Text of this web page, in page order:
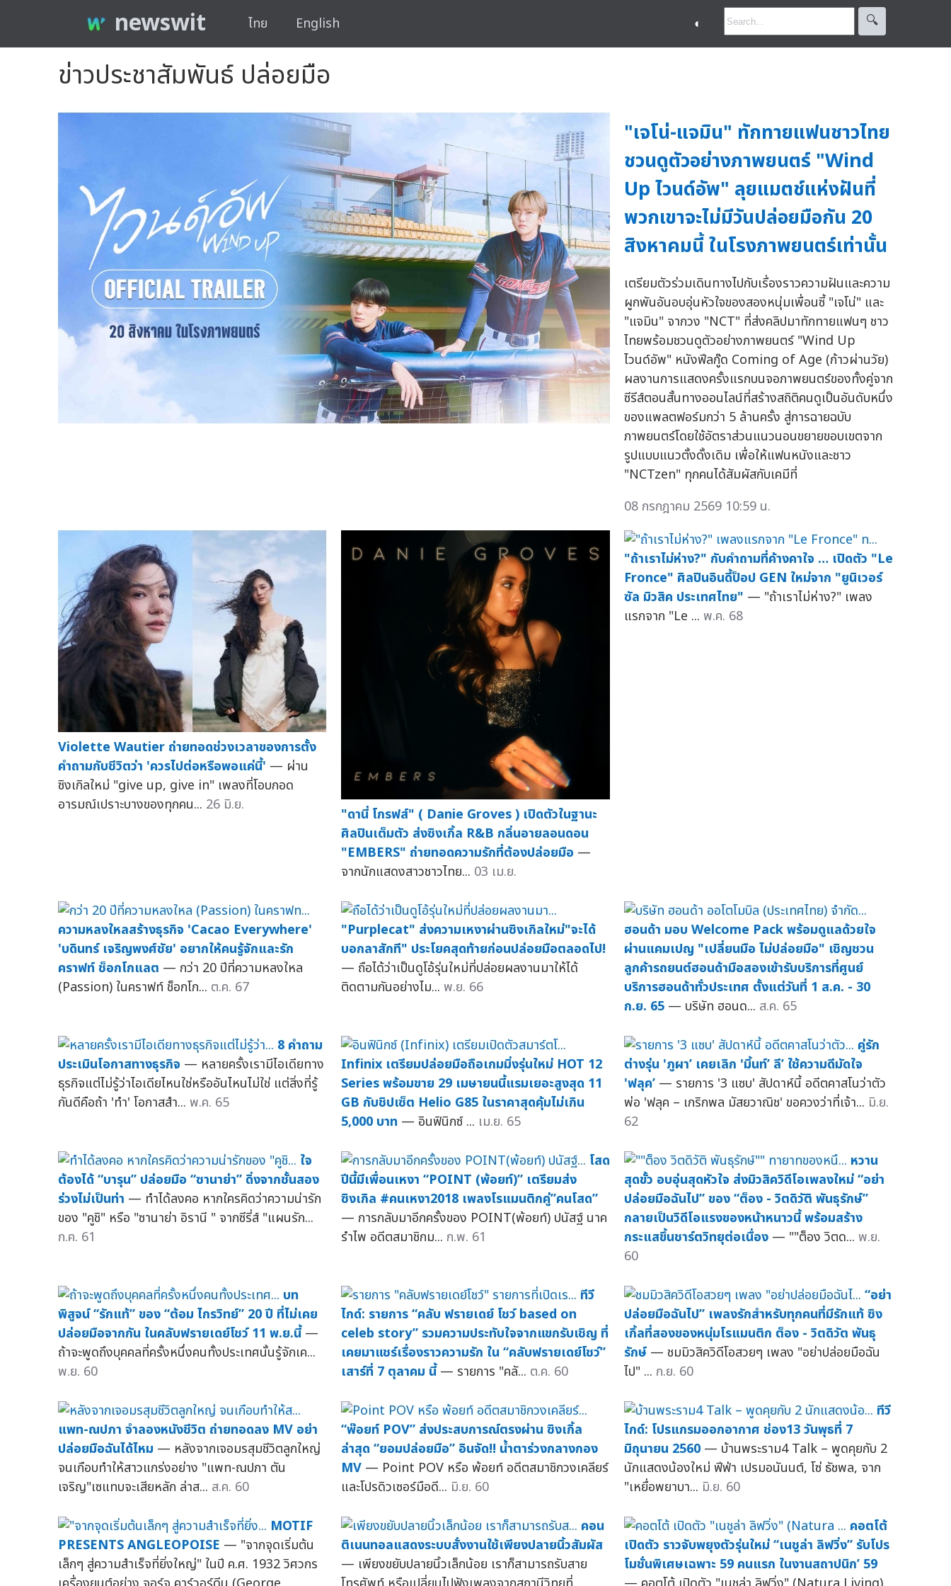
newswit ไทย English ◐ 🔍︎
ข่าวประชาสัมพันธ์ ปล่อยมือ
"เจโน่-แจมิน" ทักทายแฟนชาวไทย
ชวนดูตัวอย่างภาพยนตร์ "Wind
Up ไวนด์อัพ" ลุยแมตช์แห่งฝันที่
พวกเขาจะไม่มีวันปล่อยมือกัน 20
สิงหาคมนี้ ในโรงภาพยนตร์เท่านั้น
เตรียมตัวร่วมเดินทางไปกับเรื่องราวความฝันและความ
ผูกพันอันอบอุ่นหัวใจของสองหนุ่มเพื่อนซี้ "เจโน่" และ
"แจมิน" จากวง "NCT" ที่ส่งคลิปมาทักทายแฟนๆ ชาว
ไทยพร้อมชวนดูตัวอย่างภาพยนตร์ "Wind Up
ไวนด์อัพ" หนังฟีลกู๊ด Coming of Age (ก้าวผ่านวัย)
ผลงานการแสดงครั้งแรกบนจอภาพยนตร์ของทั้งคู่จาก
ซีรีส์ตอนสั้นทางออนไลน์ที่สร้างสถิติคนดูเป็นอันดับหนึ่ง
ของแพลตฟอร์มกว่า 5 ล้านครั้ง สู่การฉายฉบับ
ภาพยนตร์โดยใช้อัตราส่วนแนวนอนขยายขอบเขตจาก
รูปแบบแนวตั้งดั้งเดิม เพื่อให้แฟนหนังและชาว
"NCTzen" ทุกคนได้สัมผัสกับเคมีที่
08 กรกฎาคม 2569 10:59 น.
Violette Wautier ถ่ายทอดช่วงเวลาของการตั้ง
คำถามกับชีวิตว่า 'ควรไปต่อหรือพอแค่นี้' — ผ่าน
ซิงเกิลใหม่ "give up, give in" เพลงที่โอบกอด
อารมณ์เปราะบางของทุกคน... 26 มิ.ย.
"ดานี่ โกรฟส์" ( Danie Groves ) เปิดตัวในฐานะ
ศิลปินเต็มตัว ส่งซิงเกิ้ล R&B กลิ่นอายลอนดอน
"EMBERS" ถ่ายทอดความรักที่ต้องปล่อยมือ —
จากนักแสดงสาวชาวไทย... 03 เม.ย.
"ถ้าเราไม่ห่าง?" กับคำถามที่ค้างคาใจ … เปิดตัว "Le
Fronce" ศิลปินอินดี้ป็อป GEN ใหม่จาก "ยูนิเวอร์
ซัล มิวสิค ประเทศไทย" — "ถ้าเราไม่ห่าง?" เพลง
แรกจาก "Le ... พ.ค. 68
ความหลงใหลสร้างธุรกิจ 'Cacao Everywhere'
'บดินทร์ เจริญพงศ์ชัย' อยากให้คนรู้จักและรัก
คราฟท์ ช็อกโกแลต — กว่า 20 ปีที่ความหลงใหล
(Passion) ในคราฟท์ ช็อกโก... ต.ค. 67
"Purplecat" ส่งความเหงาผ่านซิงเกิลใหม่"จะได้
บอกลาสักที" ประโยคสุดท้ายก่อนปล่อยมือตลอดไป!
— ถือได้ว่าเป็นดูโอ้รุ่นใหม่ที่ปล่อยผลงานมาให้ได้
ติดตามกันอย่างไม... พ.ย. 66
ฮอนด้า มอบ Welcome Pack พร้อมดูแลด้วยใจ
ผ่านแคมเปญ "เปลี่ยนมือ ไม่ปล่อยมือ" เชิญชวน
ลูกค้ารถยนต์ฮอนด้ามือสองเข้ารับบริการที่ศูนย์
บริการฮอนด้าทั่วประเทศ ตั้งแต่วันที่ 1 ส.ค. - 30
ก.ย. 65 — บริษัท ฮอนด... ส.ค. 65
8 คำถาม
ประเมินโอกาสทางธุรกิจ — หลายครั้งเรามีไอเดียทาง
ธุรกิจแต่ไม่รู้ว่าไอเดียไหนใช่หรืออันไหนไม่ใช่ แต่สิ่งที่รู้
กันดีคือถ้า 'ทำ' โอกาสสำ... พ.ค. 65
Infinix เตรียมปล่อยมือถือเกมมิ่งรุ่นใหม่ HOT 12
Series พร้อมขาย 29 เมษายนนี้แรมเยอะสูงสุด 11
GB กับชิปเซ็ต Helio G85 ในราคาสุดคุ้มไม่เกิน
5,000 บาท — อินฟินิกซ์ ... เม.ย. 65
คู่รัก
ต่างรุ่น 'ภูผา’ เคยเลิก 'มิ้นท์’ ลี’ ใช้ความดีมัดใจ
'ฟลุค’ — รายการ '3 แซบ' สัปดาห์นี้ อดีตคาสโนว่าตัว
พ่อ 'ฟลุค – เกริกพล มัสยวาณิช' ขอควงว่าที่เจ้า... มิ.ย.
62
ใจ
ต้องได้ “บารุน” ปล่อยมือ “ซานาย่า” ดิ่งจากชั้นสอง
ร่วงไม่เป็นท่า — ทำได้ลงคอ หากใครคิดว่าความน่ารัก
ของ "คูชิ" หรือ "ซานาย่า อิรานี " จากซีรี่ส์ "แผนรัก...
ก.ค. 61
โสด
ปีนี้มีเพื่อนเหงา “POINT (พ้อยท์)” เตรียมส่ง
ซิงเกิล #คนเหงา2018 เพลงโรแมนติกคู่”คนโสด”
— การกลับมาอีกครั้งของ POINT(พ้อยท์) ปนัสฐ์ นาค
รำไพ อดีตสมาชิกม... ก.พ. 61
หวาน
สุดขั้ว อบอุ่นสุดหัวใจ ส่งมิวสิควิดีโอเพลงใหม่ “อย่า
ปล่อยมือฉันไป” ของ “ต็อง - วิตดิวัติ พันธุรักษ์”
กลายเป็นวิดีโอแรงของหน้าหนาวนี้ พร้อมสร้าง
กระแสขึ้นชาร์ตวิทยุต่อเนื่อง — ""ต็อง วิตด... พ.ย.
60
บท
พิสูจน์ “รักแท้” ของ “ต้อม ไกรวิทย์” 20 ปี ที่ไม่เคย
ปล่อยมือจากกัน ในคลับฟรายเดย์โชว์ 11 พ.ย.นี้ —
ถ้าจะพูดถึงบุคคลที่ครั้งหนึ่งคนทั้งประเทศนั้นรู้จักเค...
พ.ย. 60
ทีวี
ไกด์: รายการ “คลับ ฟรายเดย์ โชว์ based on
celeb story” รวมความประทับใจจากแขกรับเชิญ ที่
เคยมาแชร์เรื่องราวความรัก ใน “คลับฟรายเดย์โชว์”
เสาร์ที่ 7 ตุลาคม นี้ — รายการ "คลั... ต.ค. 60
“อย่า
ปล่อยมือฉันไป” เพลงรักสำหรับทุกคนที่มีรักแท้ ซิง
เกิ้ลที่สองของหนุ่มโรแมนติก ต็อง - วิตดิวัต พันธุ
รักษ์ — ชมมิวสิควิดีโอสวยๆ เพลง "อย่าปล่อยมือฉัน
ไป" ... ก.ย. 60
แพท-ณปภา จำลองหนังชีวิต ถ่ายทอดลง MV อย่า
ปล่อยมือฉันได้ไหม — หลังจากเจอมรสุมชีวิตลูกใหญ่
จนเกือบทำให้สาวแกร่งอย่าง "แพท-ณปภา ตัน
เจริญ"เซแทบจะเสียหลัก ล่าส... ส.ค. 60
“พ๊อยท์ POV” ส่งประสบการณ์ตรงผ่าน ซิงเกิ้ล
ล่าสุด “ยอมปล่อยมือ” อินจัด!! น้ำตาร่วงกลางกอง
MV — Point POV หรือ พ้อยท์ อดีตสมาชิกวงเคลียร์
และโปรดิวเซอร์มือดี... มิ.ย. 60
ทีวี
ไกด์: โปรแกรมออกอากาศ ช่อง13 วันพุธที่ 7
มิถุนายน 2560 — บ้านพระราม4 Talk – พูดคุยกับ 2
นักแสดงน้องใหม่ ฟีฟ่า เปรมอนันนต์, โซ่ ธัชพล, จาก
"เหยื่อพยาบา... มิ.ย. 60
MOTIF
PRESENTS ANGLEOPOISE — "จากจุดเริ่มต้น
เล็กๆ สู่ความสำเร็จที่ยิ่งใหญ่" ในปี ค.ศ. 1932 วิศวกร
คอน
ติเนนทอลแสดงระบบสั่งงานใช้เพียงปลายนิ้วสัมผัส
— เพียงขยับปลายนิ้วเล็กน้อย เราก็สามารถรับสาย
คอตโต้
เปิดตัว ราวจับพยุงตัวรุ่นใหม่ “เนชูล่า ลิฟวิ่ง” รับโปร
โมชั่นพิเศษเฉพาะ 59 คนแรก ในงานสถาปนิก’ 59